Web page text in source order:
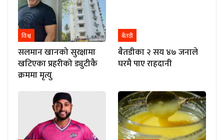
विश्व
सलमान खानको सुरक्षामा
खटिएका प्रहरीको ड्युटीकै
क्रममा मृत्यु
बैतडी
बैतडीका २ सय ४७ जनाले
घरमै पाए राहदानी